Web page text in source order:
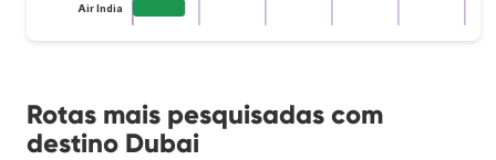
Air India
Rotas mais pesquisadas com
destino Dubai